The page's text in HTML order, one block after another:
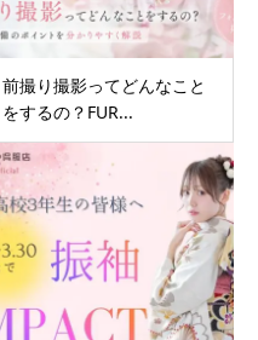
前撮り撮影ってどんなこと
をするの？FUR...